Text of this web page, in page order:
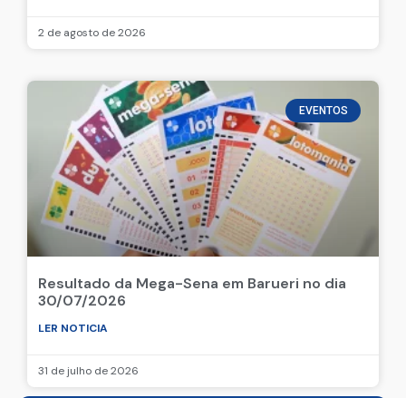
2 de agosto de 2026
EVENTOS
Resultado da Mega-Sena em Barueri no dia
30/07/2026
LER NOTICIA
31 de julho de 2026